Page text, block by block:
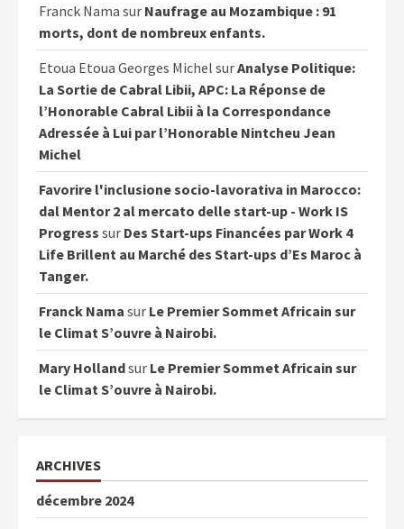
Franck Nama sur Naufrage au Mozambique : 91
morts, dont de nombreux enfants.
Etoua Etoua Georges Michel surAnalyse Politique:
La Sortie de Cabral Libii, APC: La Réponse de
l’Honorable Cabral Libii à la Correspondance
Adressée à Lui par l’Honorable Nintcheu Jean
Michel
Favorire l'inclusione socio-lavorativa in Marocco:
dal Mentor 2 al mercato delle start-up - Work IS
Progress sur Des Start-ups Financées par Work 4
Life Brillent au Marché des Start-ups d’Es Maroc à
Tanger.
Franck Nama sur Le Premier Sommet Africain sur
le Climat S’ouvre à Nairobi.
Mary Hollandsur Le Premier Sommet Africain sur
le Climat S’ouvre à Nairobi.
ARCHIVES
décembre 2024